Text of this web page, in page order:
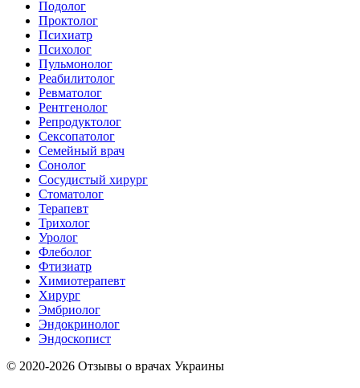
Подолог
Проктолог
Психиатр
Психолог
Пульмонолог
Реабилитолог
Ревматолог
Рентгенолог
Репродуктолог
Сексопатолог
Семейный врач
Сонолог
Сосудистый хирург
Стоматолог
Терапевт
Трихолог
Уролог
Флеболог
Фтизиатр
Химиотерапевт
Хирург
Эмбриолог
Эндокринолог
Эндоскопист
© 2020-2026 Отзывы о врачах Украины